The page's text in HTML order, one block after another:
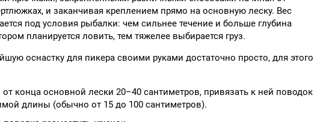
и заканчивая креплением прямо на основную леску. Вес
под условия рыбалки: чем сильнее течение и больше глубина
планируется ловить, тем тяжелее выбирается груз.
оснастку для пикера своими руками достаточно просто, для этого
от конца основной лески 20–40 сантиметров, привязать к ней поводок
длины (обычно от 15 до 100 сантиметров).